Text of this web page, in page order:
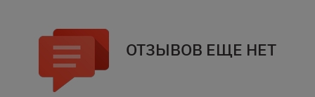
ОТЗЫВОВ ЕЩЕ НЕТ